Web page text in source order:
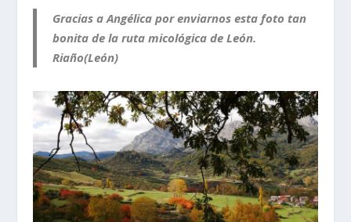
Gracias a Angélica por enviarnos esta foto tan
bonita de la ruta micológica de León.
Riaño(León)